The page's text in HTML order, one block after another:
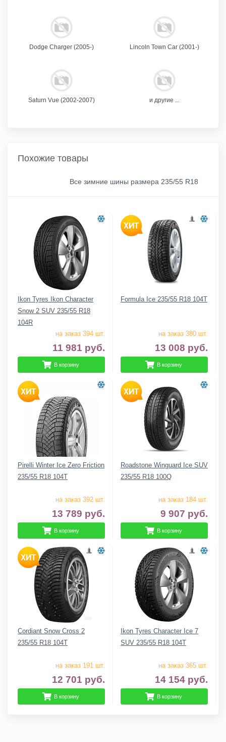
Dodge Charger (2005-) Lincoln Town Car (2001-)
Saturn Vue (2002-2007) и другие ...
Похожие товары
Все зимние шины размера 235/55 R18
Ikon Tyres Ikon Character
Snow 2 SUV 235/55 R18
104R
на заказ 394 шт.
11 981 руб.
В корзину
Formula Ice 235/55 R18 104T
на заказ 380 шт.
13 008 руб.
В корзину
Pirelli Winter Ice Zero Friction
235/55 R18 104T
на заказ 392 шт.
13 789 руб.
В корзину
Roadstone Winguard Ice SUV
235/55 R18 100Q
на заказ 184 шт.
9 907 руб.
В корзину
Cordiant Snow Cross 2
235/55 R18 104T
на заказ 191 шт.
12 701 руб.
В корзину
Ikon Tyres Character Ice 7
SUV 235/55 R18 104T
на заказ 365 шт.
14 154 руб.
В корзину